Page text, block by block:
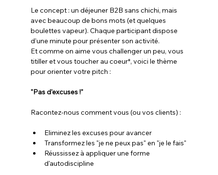
Le concept : un déjeuner B2B sans chichi, mais
avec beaucoup de bons mots (et quelques
boulettes vapeur). Chaque participant dispose
d'une minute pour présenter son activité.
Et comme on aime vous challenger un peu, vous
titiller et vous toucher au coeur*, voici le thème
pour orienter votre pitch :
"Pas d'excuses !"
Racontez-nous comment vous (ou vos clients) :
Eliminez les excuses pour avancer
Transformez les "je ne peux pas" en "je le fais"
Réussissez à appliquer une forme
d'autodiscipline